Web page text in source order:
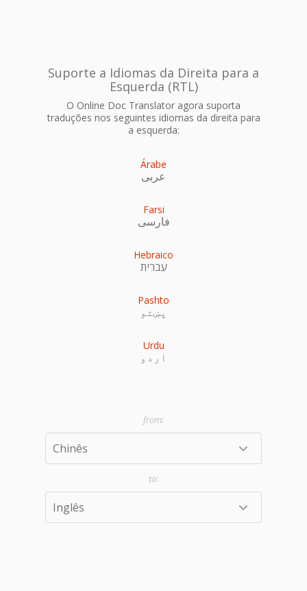
Suporte a Idiomas da Direita para a
Esquerda (RTL)
O Online Doc Translator agora suporta
traduções nos seguintes idiomas da direita para
a esquerda:
Árabe
عربى
Farsi
فارسی
Hebraico
עִברִית
Pashto
پښتو
Urdu
اردو